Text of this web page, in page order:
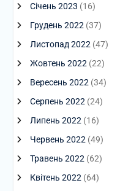
Січень 2023 (16)
Грудень 2022 (37)
Листопад 2022 (47)
Жовтень 2022 (22)
Вересень 2022 (34)
Серпень 2022 (24)
Липень 2022 (16)
Червень 2022 (49)
Травень 2022 (62)
Квітень 2022 (64)